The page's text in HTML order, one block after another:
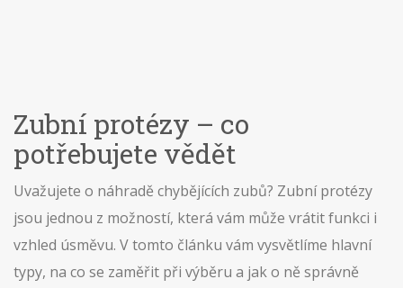
Zubní protézy – co
potřebujete vědět
Uvažujete o náhradě chybějících zubů? Zubní protézy
jsou jednou z možností, která vám může vrátit funkci i
vzhled úsměvu. V tomto článku vám vysvětlíme hlavní
typy, na co se zaměřit při výběru a jak o ně správně